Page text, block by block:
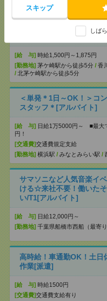
スキップ
しば
[勤務地]後楽園駅から徒歩5分
春日(東京都)駅から徒歩7分
＼来社不要／単発1日OK
[給 与] 時給1,500円～1,875円
[勤務地] 茅ケ崎駅から徒歩5分 / 香
/ 北茅ケ崎駅から徒歩5分
＜単発＊1日～OK！＞コ
スタッフ＊[アルバイト]
[給 与] 日給1万5000円～ ■最大
円！
[交通費]交通費規定支給
[勤務地] 横浜駅 / みなとみらい駅 /
サマソニなど人気音楽イ
ける☆来社不要！働いた
い/T1[アルバイト]
[給 与] 日給12,000円～
[勤務地] 千葉県船橋市西船（最寄
高時給！車通勤OK！土日
作業[派遣]
[給 与] 時給1500円
[交通費]交通費支給有り